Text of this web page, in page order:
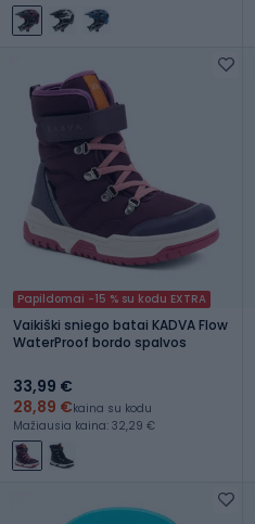
Papildomai -15 % su kodu EXTRA
Vaikiški sniego batai KADVA Flow
WaterProof bordo spalvos
33,99 €
28,89 €kaina su kodu
Mažiausia kaina: 32,29 €